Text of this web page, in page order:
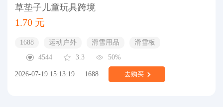
草垫子儿童玩具跨境
1.70 元
1688 运动户外 滑雪用品
滑雪板
4544
3.3 50%
2026-07-19 15:13:19 1688 去购买